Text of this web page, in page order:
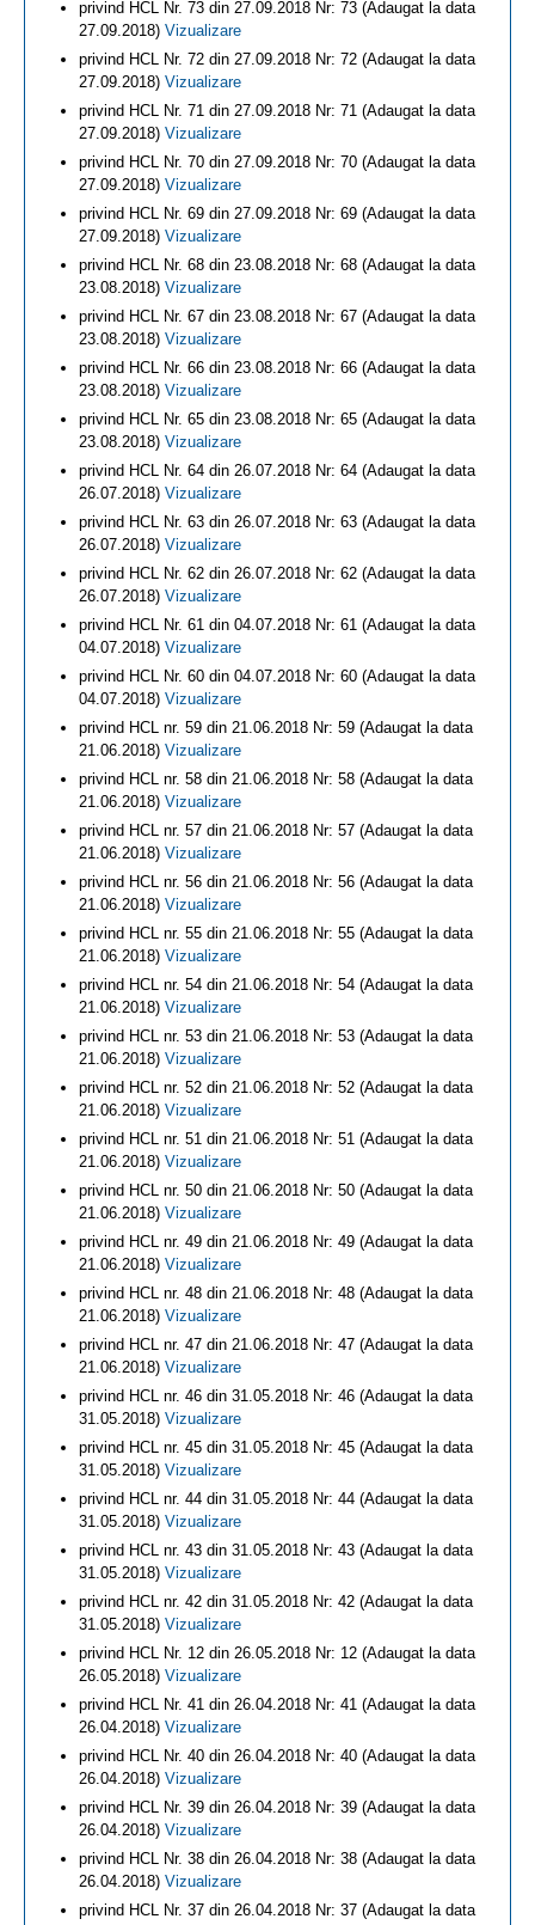
privind HCL Nr. 73 din 27.09.2018 Nr: 73 (Adaugat la data
27.09.2018) Vizualizare
privind HCL Nr. 72 din 27.09.2018 Nr: 72 (Adaugat la data
27.09.2018) Vizualizare
privind HCL Nr. 71 din 27.09.2018 Nr: 71 (Adaugat la data
27.09.2018) Vizualizare
privind HCL Nr. 70 din 27.09.2018 Nr: 70 (Adaugat la data
27.09.2018) Vizualizare
privind HCL Nr. 69 din 27.09.2018 Nr: 69 (Adaugat la data
27.09.2018) Vizualizare
privind HCL Nr. 68 din 23.08.2018 Nr: 68 (Adaugat la data
23.08.2018) Vizualizare
privind HCL Nr. 67 din 23.08.2018 Nr: 67 (Adaugat la data
23.08.2018) Vizualizare
privind HCL Nr. 66 din 23.08.2018 Nr: 66 (Adaugat la data
23.08.2018) Vizualizare
privind HCL Nr. 65 din 23.08.2018 Nr: 65 (Adaugat la data
23.08.2018) Vizualizare
privind HCL Nr. 64 din 26.07.2018 Nr: 64 (Adaugat la data
26.07.2018) Vizualizare
privind HCL Nr. 63 din 26.07.2018 Nr: 63 (Adaugat la data
26.07.2018) Vizualizare
privind HCL Nr. 62 din 26.07.2018 Nr: 62 (Adaugat la data
26.07.2018) Vizualizare
privind HCL Nr. 61 din 04.07.2018 Nr: 61 (Adaugat la data
04.07.2018) Vizualizare
privind HCL Nr. 60 din 04.07.2018 Nr: 60 (Adaugat la data
04.07.2018) Vizualizare
privind HCL nr. 59 din 21.06.2018 Nr: 59 (Adaugat la data
21.06.2018) Vizualizare
privind HCL nr. 58 din 21.06.2018 Nr: 58 (Adaugat la data
21.06.2018) Vizualizare
privind HCL nr. 57 din 21.06.2018 Nr: 57 (Adaugat la data
21.06.2018) Vizualizare
privind HCL nr. 56 din 21.06.2018 Nr: 56 (Adaugat la data
21.06.2018) Vizualizare
privind HCL nr. 55 din 21.06.2018 Nr: 55 (Adaugat la data
21.06.2018) Vizualizare
privind HCL nr. 54 din 21.06.2018 Nr: 54 (Adaugat la data
21.06.2018) Vizualizare
privind HCL nr. 53 din 21.06.2018 Nr: 53 (Adaugat la data
21.06.2018) Vizualizare
privind HCL nr. 52 din 21.06.2018 Nr: 52 (Adaugat la data
21.06.2018) Vizualizare
privind HCL nr. 51 din 21.06.2018 Nr: 51 (Adaugat la data
21.06.2018) Vizualizare
privind HCL nr. 50 din 21.06.2018 Nr: 50 (Adaugat la data
21.06.2018) Vizualizare
privind HCL nr. 49 din 21.06.2018 Nr: 49 (Adaugat la data
21.06.2018) Vizualizare
privind HCL nr. 48 din 21.06.2018 Nr: 48 (Adaugat la data
21.06.2018) Vizualizare
privind HCL nr. 47 din 21.06.2018 Nr: 47 (Adaugat la data
21.06.2018) Vizualizare
privind HCL nr. 46 din 31.05.2018 Nr: 46 (Adaugat la data
31.05.2018) Vizualizare
privind HCL nr. 45 din 31.05.2018 Nr: 45 (Adaugat la data
31.05.2018) Vizualizare
privind HCL nr. 44 din 31.05.2018 Nr: 44 (Adaugat la data
31.05.2018) Vizualizare
privind HCL nr. 43 din 31.05.2018 Nr: 43 (Adaugat la data
31.05.2018) Vizualizare
privind HCL nr. 42 din 31.05.2018 Nr: 42 (Adaugat la data
31.05.2018) Vizualizare
privind HCL Nr. 12 din 26.05.2018 Nr: 12 (Adaugat la data
26.05.2018) Vizualizare
privind HCL Nr. 41 din 26.04.2018 Nr: 41 (Adaugat la data
26.04.2018) Vizualizare
privind HCL Nr. 40 din 26.04.2018 Nr: 40 (Adaugat la data
26.04.2018) Vizualizare
privind HCL Nr. 39 din 26.04.2018 Nr: 39 (Adaugat la data
26.04.2018) Vizualizare
privind HCL Nr. 38 din 26.04.2018 Nr: 38 (Adaugat la data
26.04.2018) Vizualizare
privind HCL Nr. 37 din 26.04.2018 Nr: 37 (Adaugat la data